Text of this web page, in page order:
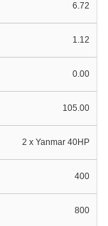
6.72
1.12
0.00
105.00
2 x Yanmar 40HP
400
800